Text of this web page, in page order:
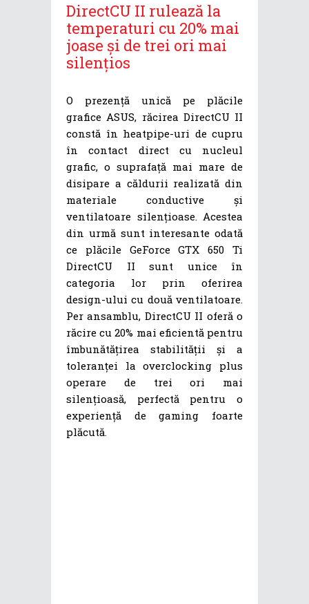
DirectCU II rulează la
temperaturi cu 20% mai
joase și de trei ori mai
silențios
O prezență unică pe plăcile
grafice ASUS, răcirea DirectCU II
constă în heatpipe-uri de cupru
în contact direct cu nucleul
grafic, o suprafață mai mare de
disipare a căldurii realizată din
materiale conductive și
ventilatoare silențioase. Acestea
din urmă sunt interesante odată
ce plăcile GeForce GTX 650 Ti
DirectCU II sunt unice în
categoria lor prin oferirea
design-ului cu două ventilatoare.
Per ansamblu, DirectCU II oferă o
răcire cu 20% mai eficientă pentru
îmbunătățirea stabilității și a
toleranței la overclocking plus
operare de trei ori mai
silențioasă, perfectă pentru o
experiență de gaming foarte
plăcută.